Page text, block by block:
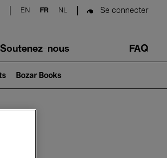
search
EN FR NL Se connecter
Soutenez-nous FAQ
Bozar Books